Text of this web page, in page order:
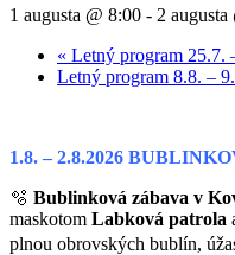
1 augusta @ 8:00 - 2
« Letný program 25.7.
Letný program 8.8. –
1.8. – 2.8.2026
🫧 Bublinková zábava v
maskotom Labková patrola
plnou obrovských bublín,